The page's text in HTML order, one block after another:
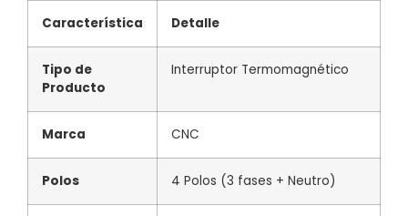
Característica Detalle
Tipo de
Producto
Interruptor Termomagnético
Marca CNC
Polos 4 Polos (3 fases + Neutro)